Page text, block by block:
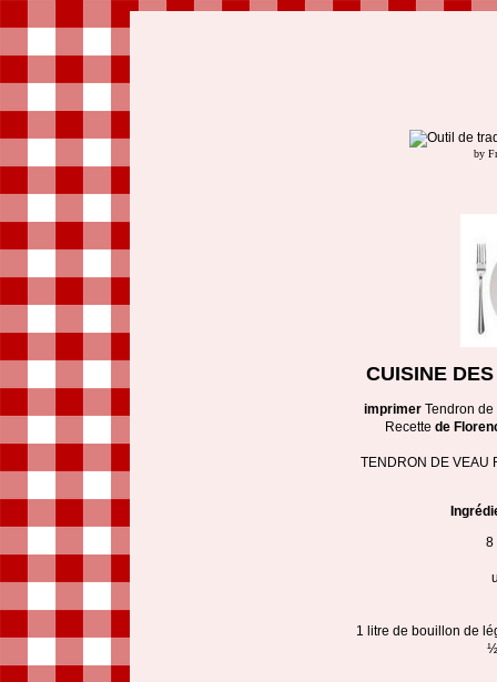
by
CUISINE
imprimer Tendron
Recette de
TENDRON DE VEAU
8
1 litre de bouillon de